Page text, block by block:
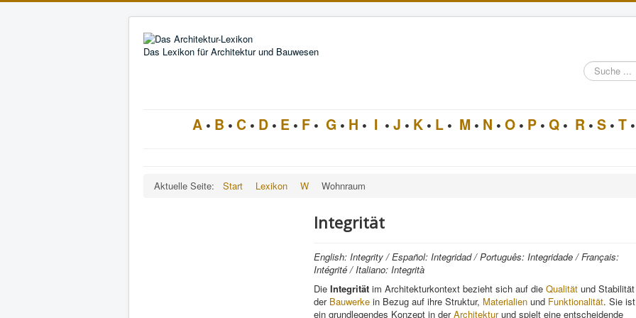
Das Lexikon für Architektur und Bauwesen
Suche
im
A • B • C • D • E • F • G • H • I • J • K • L • M • N • O • P • Q • R • S • T •
Aktuelle Seite: Start Lexikon W Wohnraum
Integrität
English: Integrity / Español: Integridad / Português: Integridade / Français:
Intégrité / Italiano: Integrità
Die Integrität im Architekturkontext bezieht sich auf die Qualität und Stabilität
der Bauwerke in Bezug auf ihre Struktur, Materialien und Funktionalität. Sie ist
ein grundlegendes Konzept in derArchitekturund spielt eine entscheidende